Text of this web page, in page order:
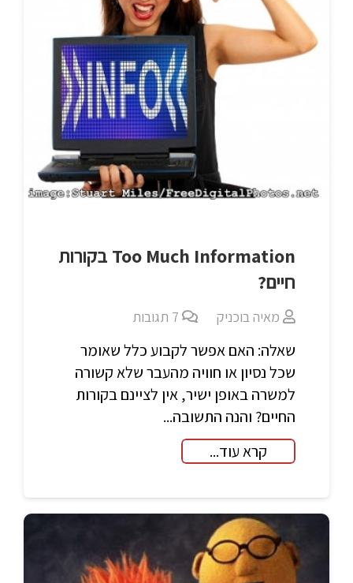
Too Much Information בקורות
חיים?
מאיה בוכניק 7 תגובות
שאלה: האם אפשר לקבוע כלל שאומר
שכל נסיון או חוויה מהעבר שלא קשורה
למשרה באופן ישיר, אין לציינם בקורות
החיים? והנה התשובה...
קרא עוד...